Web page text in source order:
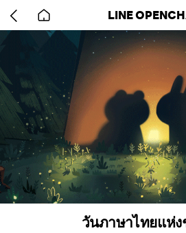
back
to
home
LINE
วันภาษาไทยแห่